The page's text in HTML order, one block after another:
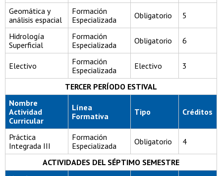
Geomática y
análisis espacial
Formación
Especializada
Obligatorio 5
Hidrología
Superficial
Formación
Especializada
Obligatorio 6
Electivo
Formación
Especializada
Electivo 3
TERCER PERÍODO ESTIVAL
Nombre
Actividad
Curricular
Línea
Formativa
Tipo Créditos
Práctica
Integrada III
Formación
Especializada
Obligatorio 4
ACTIVIDADES DEL SÉPTIMO SEMESTRE